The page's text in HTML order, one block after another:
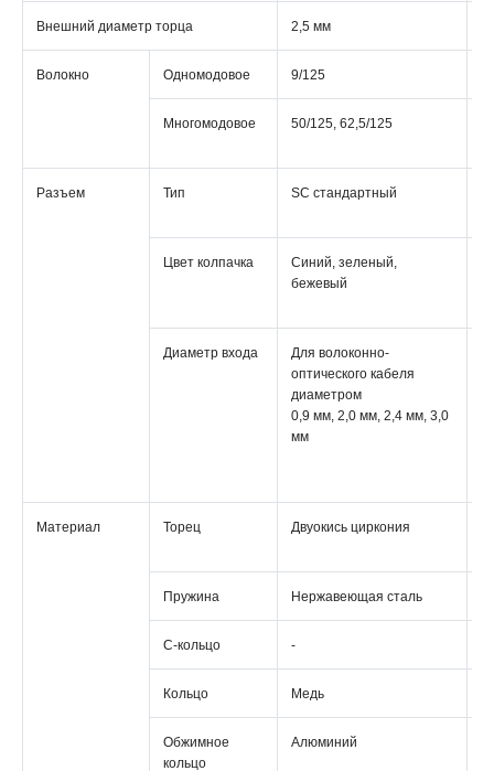
Внешний диаметр торца 2,5 мм
Волокно Одномодовое 9/125
Многомодовое 50/125, 62,5/125
Разъем Тип SC стандартный
Цвет колпачка
Синий, зеленый,
бежевый
Диаметр входа
Для волоконно-
оптического кабеля
диаметром
0,9 мм, 2,0 мм, 2,4 мм, 3,0
мм
Материал Торец Двуокись циркония
Пружина Нержавеющая сталь
С-кольцо -
Кольцо Медь
Обжимное
кольцо
Алюминий